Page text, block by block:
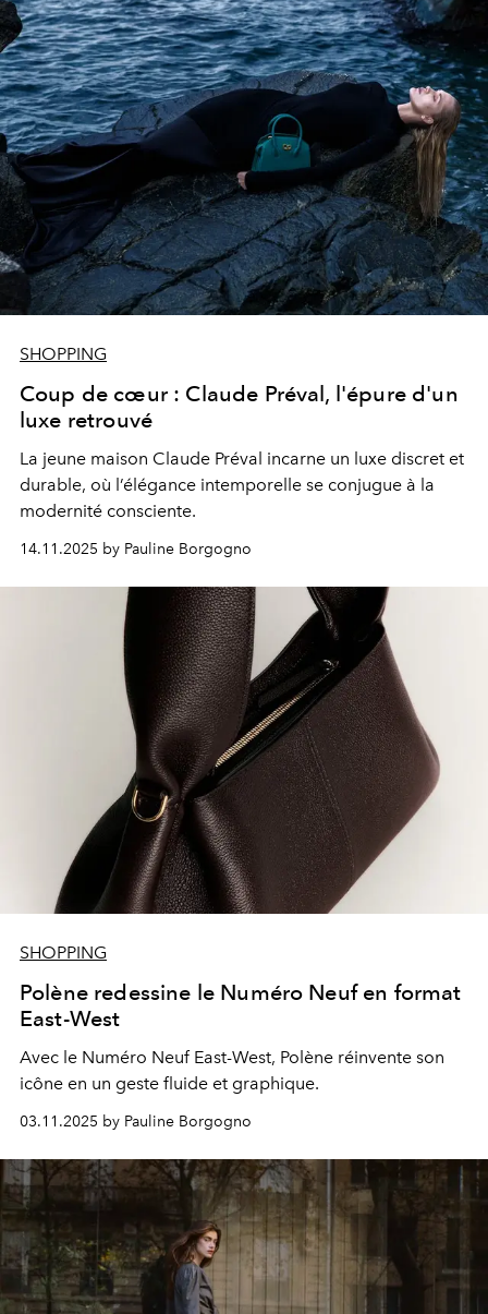
SHOPPING
Coup de cœur : Claude Préval, l'épure d'un
luxe retrouvé
La jeune maison Claude Préval incarne un luxe discret et
durable, où l’élégance intemporelle se conjugue à la
modernité consciente.
14.11.2025 by Pauline Borgogno
SHOPPING
Polène redessine le Numéro Neuf en format
East-West
Avec le Numéro Neuf East-West, Polène réinvente son
icône en un geste fluide et graphique.
03.11.2025 by Pauline Borgogno